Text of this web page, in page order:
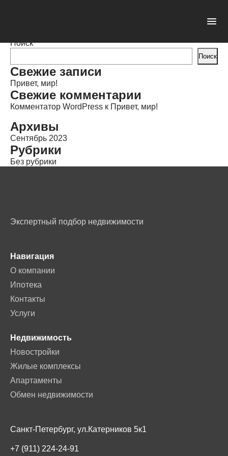
Поиск
Поиск
Свежие записи
Привет, мир!
Свежие комментарии
Комментатор WordPress к Привет, мир!
Архивы
Сентябрь 2023
Рубрики
Без рубрики
Экспертный подбор недвижимости
Навигация
О компании
Ипотека
Контакты
Услуги
Недвижимость
Новостройки
Жилые комплексы
Апартаменты
Обмен недвижимости
Санкт-Петербург, ул.Катерников 5к1
+7 (911) 224-24-91